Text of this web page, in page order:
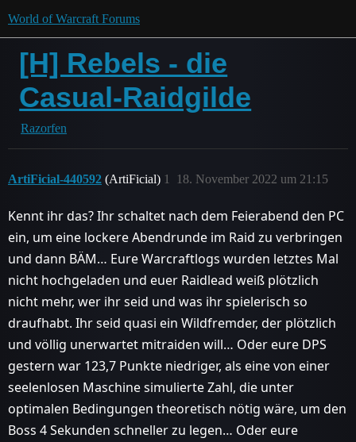
World of Warcraft Forums
[H] Rebels - die
Casual-Raidgilde
Razorfen
ArtiFicial-440592 (ArtiFicial) 18. November 2022 um 21:15
1
Kennt ihr das? Ihr schaltet nach dem Feierabend den PC
ein, um eine lockere Abendrunde im Raid zu verbringen
und dann BÄM… Eure Warcraftlogs wurden letztes Mal
nicht hochgeladen und euer Raidlead weiß plötzlich
nicht mehr, wer ihr seid und was ihr spielerisch so
draufhabt. Ihr seid quasi ein Wildfremder, der plötzlich
und völlig unerwartet mitraiden will… Oder eure DPS
gestern war 123,7 Punkte niedriger, als eine von einer
seelenlosen Maschine simulierte Zahl, die unter
optimalen Bedingungen theoretisch nötig wäre, um den
Boss 4 Sekunden schneller zu legen… Oder eure